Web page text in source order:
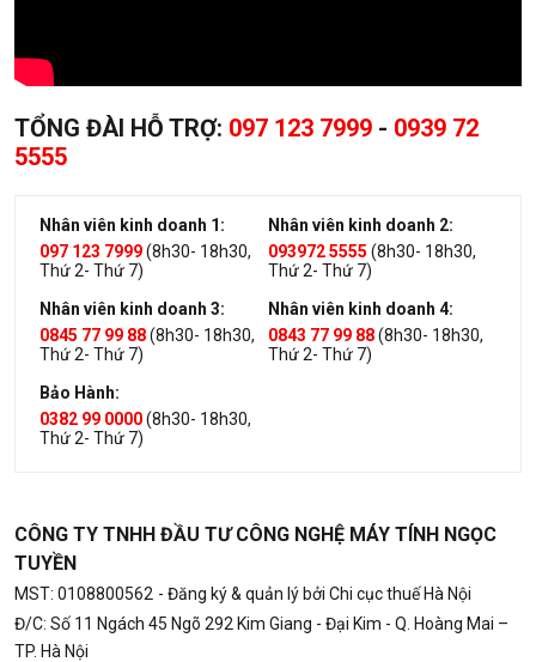
TỔNG ĐÀI HỖ TRỢ: 097 123 7999 - 0939 72
5555
Nhân viên kinh doanh 1:
097 123 7999(8h30- 18h30,
Thứ 2- Thứ 7)
Nhân viên kinh doanh 2:
093972 5555 (8h30- 18h30,
Thứ 2- Thứ 7)
Nhân viên kinh doanh 3:
0845 77 99 88(8h30- 18h30,
Thứ 2- Thứ 7)
Nhân viên kinh doanh 4:
0843 77 99 88(8h30- 18h30,
Thứ 2- Thứ 7)
Bảo Hành:
0382 99 0000(8h30- 18h30,
Thứ 2- Thứ 7)
CÔNG TY TNHH ĐẦU TƯ CÔNG NGHỆ MÁY TÍNH NGỌC
TUYỀN
MST: 0108800562 - Đăng ký & quản lý bởi Chi cục thuế Hà Nội
Đ/C: Số 11 Ngách 45 Ngõ 292 Kim Giang - Đại Kim - Q. Hoàng Mai –
TP. Hà Nội